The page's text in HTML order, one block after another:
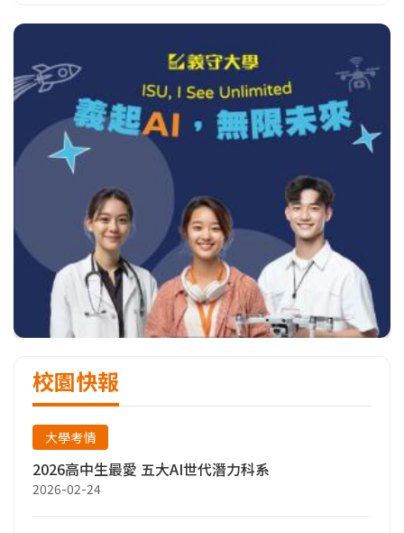
校園快報
大學考情
2026高中生最愛 五大AI世代潛力科系
2026-02-24